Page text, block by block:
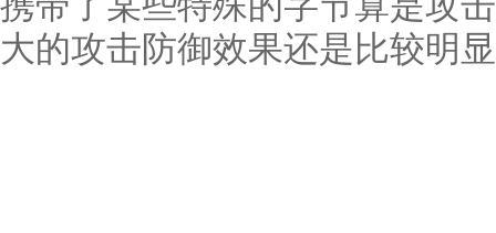
大的攻击防御效果还是比较明